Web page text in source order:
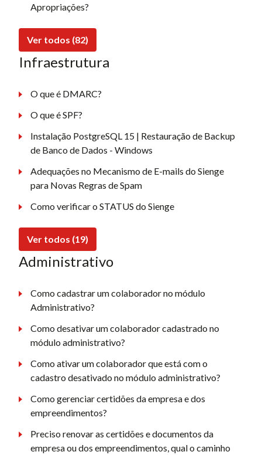
Apropriações?
Ver todos (82)
Infraestrutura
O que é DMARC?
O que é SPF?
Instalação PostgreSQL 15 | Restauração de Backup
de Banco de Dados - Windows
Adequações no Mecanismo de E-mails do Sienge
para Novas Regras de Spam
Como verificar o STATUS do Sienge
Ver todos (19)
Administrativo
Como cadastrar um colaborador no módulo
Administrativo?
Como desativar um colaborador cadastrado no
módulo administrativo?
Como ativar um colaborador que está com o
cadastro desativado no módulo administrativo?
Como gerenciar certidões da empresa e dos
empreendimentos?
Preciso renovar as certidões e documentos da
empresa ou dos empreendimentos, qual o caminho